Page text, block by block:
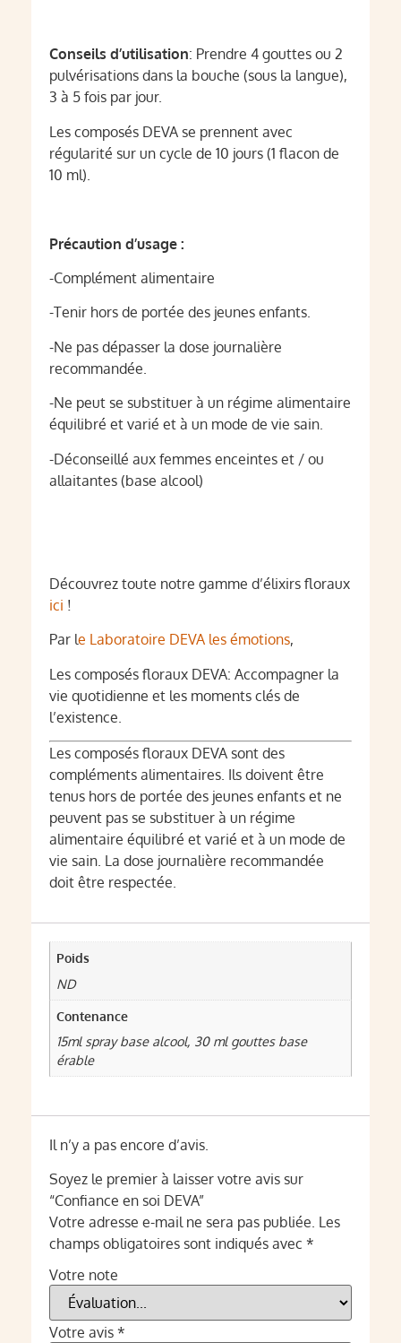
Conseils d’utilisation: Prendre 4 gouttes ou 2
pulvérisations dans la bouche (sous la langue),
3 à 5 fois par jour.
Les composés DEVA se prennent avec
régularité sur un cycle de 10 jours (1 flacon de
10 ml).
Précaution d’usage :
-Complément alimentaire
-Tenir hors de portée des jeunes enfants.
-Ne pas dépasser la dose journalière
recommandée.
-Ne peut se substituer à un régime alimentaire
équilibré et varié et à un mode de vie sain.
-Déconseillé aux femmes enceintes et / ou
allaitantes (base alcool)
Découvrez toute notre gamme d’élixirs floraux
ici !
Par le Laboratoire DEVA les émotions,
Les composés floraux DEVA: Accompagner la
vie quotidienne et les moments clés de
l’existence.
Les composés floraux DEVA sont des
compléments alimentaires. Ils doivent être
tenus hors de portée des jeunes enfants et ne
peuvent pas se substituer à un régime
alimentaire équilibré et varié et à un mode de
vie sain. La dose journalière recommandée
doit être respectée.
Poids
ND
Contenance
15ml spray base alcool, 30 ml gouttes base
érable
Il n’y a pas encore d’avis.
Soyez le premier à laisser votre avis sur
“Confiance en soi DEVA”
Votre adresse e-mail ne sera pas publiée. Les
champs obligatoires sont indiqués avec *
Votre note
Votre avis *